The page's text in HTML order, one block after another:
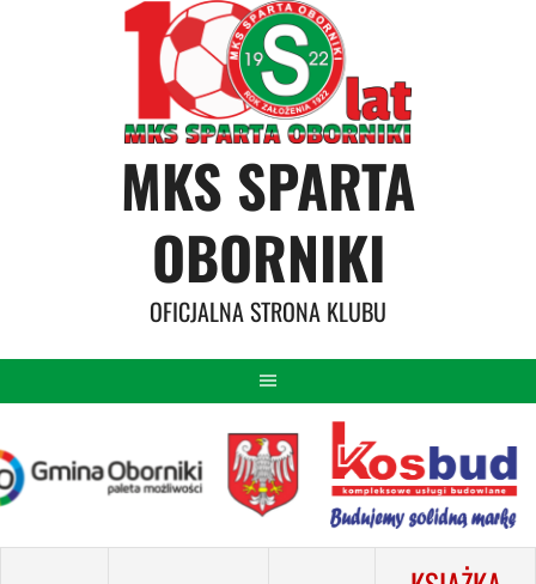
MKS SPARTA
OBORNIKI
OFICJALNA STRONA KLUBU